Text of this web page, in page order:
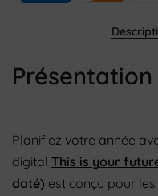
Présentation
Planifiez votre année
digital This is your
daté) est conçu pour